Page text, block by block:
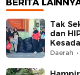
BERITA
Tak
dan
Daerah